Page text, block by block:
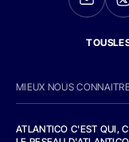
MIEUX NOUS CONNAITRE
ATLANTICO C'EST QUI,